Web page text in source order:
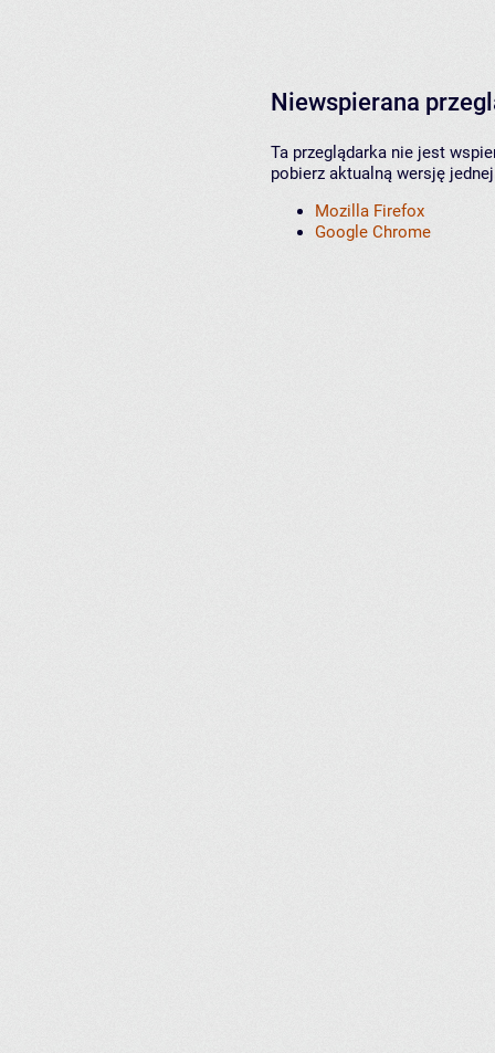
Niewspierana
Ta przeglądarka nie jest
pobierz aktualną wersję
Mozilla Firefox
Google Chrome